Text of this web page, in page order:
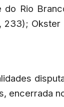
do Rio
233); Okster
encerrada